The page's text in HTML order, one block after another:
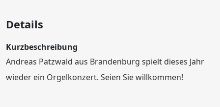
Details
Kurzbeschreibung
Andreas Patzwald aus Brandenburg spielt dieses Jahr
wieder ein Orgelkonzert. Seien Sie willkommen!